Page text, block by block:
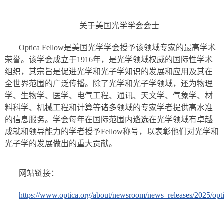
关于美国光学学会会士
Optica Fellow是美国光学学会授予该领域专家的最高学术
荣誉。该学会成立于1916年，是光学领域权威的国际性学术
组织，其宗旨是促进光学和光子学知识的发展和应用及其在
全世界范围的广泛传播。除了光学和光子学领域，还为物理
学、生物学、医学、电气工程、通讯、天文学、气象学、材
料科学、机械工程和计算等诸多领域的专家学者提供高水准
的信息服务。学会每年在国际范围内遴选在光学领域有卓越
成就和领导能力的学者授予Fellow称号，以表彰他们对光学和
光子学的发展做出的重大贡献。
网站链接：
https://www.optica.org/about/newsroom/news_releases/2025/